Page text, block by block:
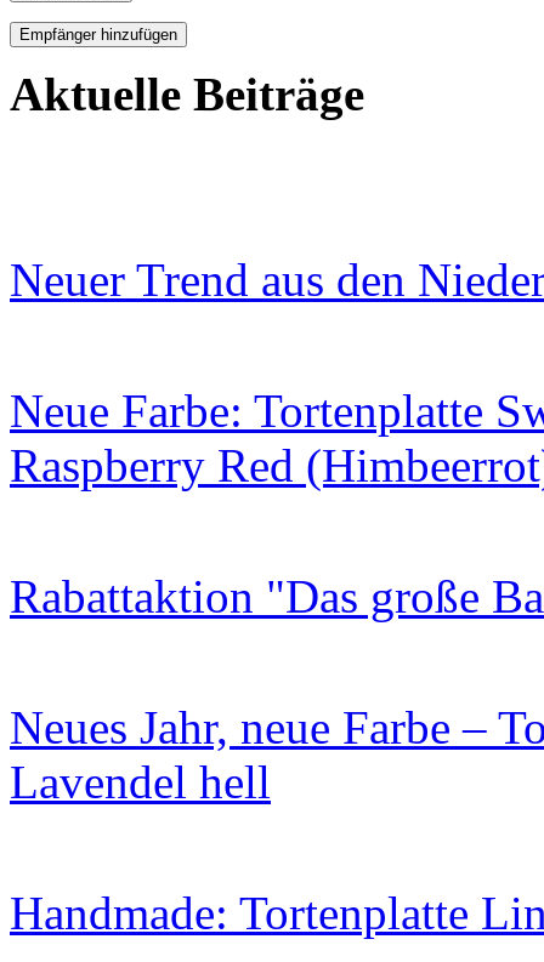
Empfänger hinzufügen
Aktuelle Beiträge
Neuer Trend aus den
Neue Farbe: Tortenplatte
Raspberry Red
Rabattaktion "Das große
Neues Jahr, neue Farbe –
Lavendel hell
Handmade: Tortenplatte